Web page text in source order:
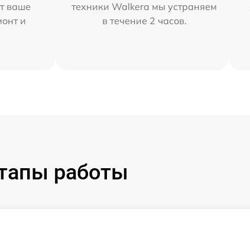
ваше
и
техники Walkera мы устраняем
в течение 2 часов.
работы